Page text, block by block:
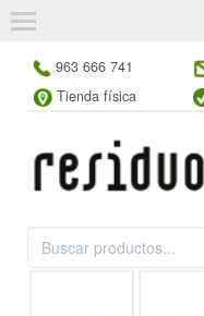
963 666 741
Tienda física